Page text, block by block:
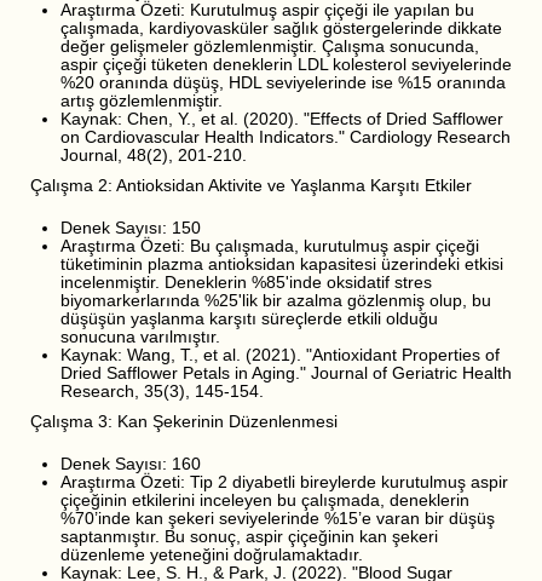
Araştırma Özeti: Kurutulmuş aspir çiçeği ile yapılan bu
çalışmada, kardiyovasküler sağlık göstergelerinde dikkate
değer gelişmeler gözlemlenmiştir. Çalışma sonucunda,
aspir çiçeği tüketen deneklerin LDL kolesterol seviyelerinde
%20 oranında düşüş, HDL seviyelerinde ise %15 oranında
artış gözlemlenmiştir.
Kaynak: Chen, Y., et al. (2020). "Effects of Dried Safflower
on Cardiovascular Health Indicators." Cardiology Research
Journal, 48(2), 201-210.
Çalışma 2: Antioksidan Aktivite ve Yaşlanma Karşıtı Etkiler
Denek Sayısı: 150
Araştırma Özeti: Bu çalışmada, kurutulmuş aspir çiçeği
tüketiminin plazma antioksidan kapasitesi üzerindeki etkisi
incelenmiştir. Deneklerin %85'inde oksidatif stres
biyomarkerlarında %25'lik bir azalma gözlenmiş olup, bu
düşüşün yaşlanma karşıtı süreçlerde etkili olduğu
sonucuna varılmıştır.
Kaynak: Wang, T., et al. (2021). "Antioxidant Properties of
Dried Safflower Petals in Aging." Journal of Geriatric Health
Research, 35(3), 145-154.
Çalışma 3: Kan Şekerinin Düzenlenmesi
Denek Sayısı: 160
Araştırma Özeti: Tip 2 diyabetli bireylerde kurutulmuş aspir
çiçeğinin etkilerini inceleyen bu çalışmada, deneklerin
%70’inde kan şekeri seviyelerinde %15’e varan bir düşüş
saptanmıştır. Bu sonuç, aspir çiçeğinin kan şekeri
düzenleme yeteneğini doğrulamaktadır.
Kaynak: Lee, S. H., & Park, J. (2022). "Blood Sugar